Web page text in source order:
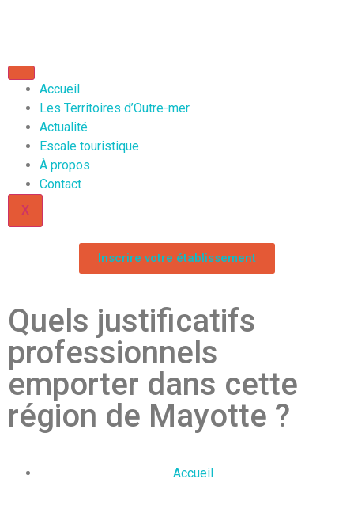
Accueil
Les Territoires d’Outre-mer
Actualité
Escale touristique
À propos
Contact
X
Inscrire votre établissement
Quels justificatifs
professionnels
emporter dans cette
région de Mayotte ?
Accueil